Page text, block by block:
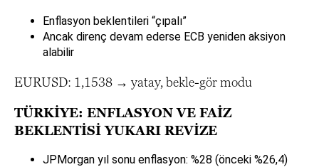
Enflasyon beklentileri “çıpalı”
Ancak direnç devam ederse ECB yeniden aksiyon
alabilir
EURUSD: 1,1538 → yatay, bekle-gör modu
TÜRKİYE: ENFLASYON VE FAİZ
BEKLENTİSİ YUKARI REVİZE
JPMorgan yıl sonu enflasyon: %28 (önceki %26,4)